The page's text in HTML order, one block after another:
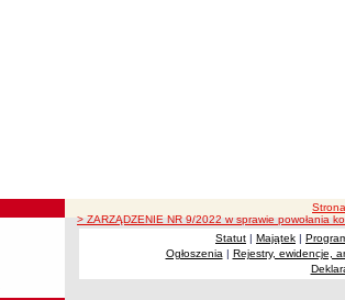
> ZARZĄDZENIE NR 9/2022 w sprawie powołania
Statut | Majątek |
Ogłoszenia | Rejestry, ewidencje,